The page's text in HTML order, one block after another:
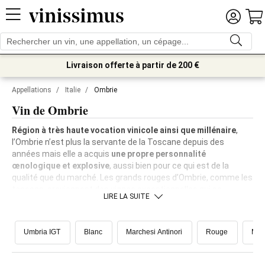
Livraison offerte à partir de 200 €
Appellations / Italie / Ombrie
Vin de Ombrie
Région à très haute vocation vinicole ainsi que millénaire,
l’Ombrie n’est plus la servante de la Toscane depuis des
années mais elle a acquis une propre personnalité
œnologique et explosive, aussi bien pour ce qui est de la
qualité que du marché. Les grands rouges d’Ombrie, comme les
trouvent dans les merveilleux paysages ombriens. Des vignes
structure et la minéralité sont riches,
et sur de douces
collines aux excellentes expositions, qui profitent d’amplitudes
LIRE LA SUITE
Umbria IGT Blanc Marchesi Antinori Rouge